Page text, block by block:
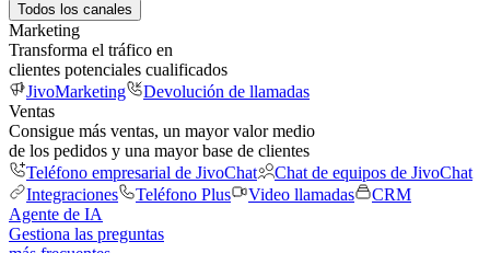
Todos los canales
Marketing
Transforma el tráfico en
clientes potenciales cualificados
JivoMarketing
Devolución de llamadas
Ventas
Consigue más ventas, un mayor valor medio
de los pedidos y una mayor base de clientes
Teléfono empresarial de JivoChat
Chat de equipos de JivoChat
Integraciones
Teléfono Plus Video llamadas
CRM
Agente de IA
Gestiona las preguntas